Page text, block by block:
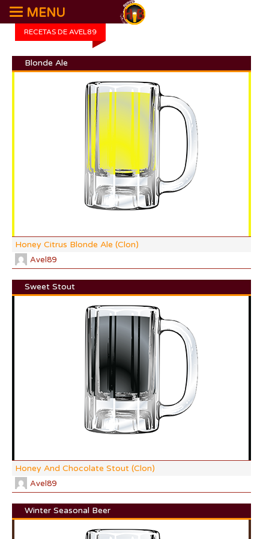
MENU
RECETAS DE AVEL89
Blonde Ale
Honey Citrus Blonde Ale (Clon)
Avel89
Sweet Stout
Honey And Chocolate Stout (Clon)
Avel89
Winter Seasonal Beer